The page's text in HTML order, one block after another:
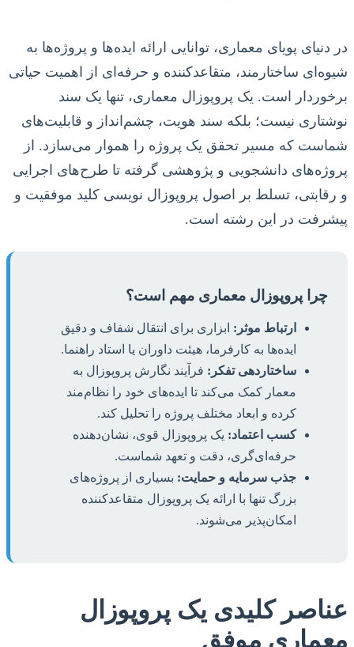
در دنیای پویای معماری، توانایی ارائه ایده‌ها و پروژه‌ها به
شیوه‌ای ساختارمند، متقاعدکننده و حرفه‌ای از اهمیت حیاتی
برخوردار است. یک پروپوزال معماری، تنها یک سند
نوشتاری نیست؛ بلکه سند هویت، چشم‌انداز و قابلیت‌های
شماست که مسیر تحقق یک پروژه را هموار می‌سازد. از
پروژه‌های دانشجویی و پژوهشی گرفته تا طرح‌های اجرایی
و رقابتی، تسلط بر اصول پروپوزال نویسی کلید موفقیت و
پیشرفت در این رشته است.
چرا پروپوزال معماری مهم است؟
ارتباط موثر: ابزاری برای انتقال شفاف و دقیق
ایده‌ها به کارفرما، هیئت داوران یا استاد راهنما.
ساختاردهی تفکر: فرآیند نگارش پروپوزال به
معمار کمک می‌کند تا ایده‌های خود را نظام‌مند
کرده و ابعاد مختلف پروژه را تحلیل کند.
کسب اعتماد: یک پروپوزال قوی، نشان‌دهنده
حرفه‌ای‌گری، دقت و تعهد شماست.
جذب سرمایه و حمایت: بسیاری از پروژه‌های
بزرگ تنها با ارائه یک پروپوزال متقاعدکننده
امکان‌پذیر می‌شوند.
عناصر کلیدی یک پروپوزال
معماری موفق